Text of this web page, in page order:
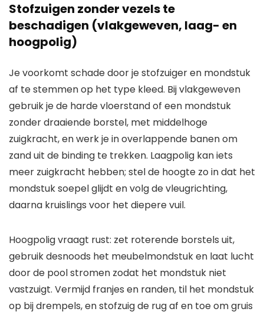
Stofzuigen zonder vezels te
beschadigen (vlakgeweven, laag- en
hoogpolig)
Je voorkomt schade door je stofzuiger en mondstuk
af te stemmen op het type kleed. Bij vlakgeweven
gebruik je de harde vloerstand of een mondstuk
zonder draaiende borstel, met middelhoge
zuigkracht, en werk je in overlappende banen om
zand uit de binding te trekken. Laagpolig kan iets
meer zuigkracht hebben; stel de hoogte zo in dat het
mondstuk soepel glijdt en volg de vleugrichting,
daarna kruislings voor het diepere vuil.
Hoogpolig vraagt rust: zet roterende borstels uit,
gebruik desnoods het meubelmondstuk en laat lucht
door de pool stromen zodat het mondstuk niet
vastzuigt. Vermijd franjes en randen, til het mondstuk
op bij drempels, en stofzuig de rug af en toe om gruis